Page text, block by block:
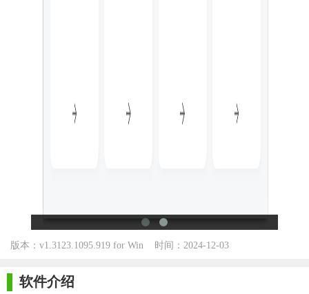
版本：v1.3123.1095.919 for Win
时间：2024-12-03
软件介绍